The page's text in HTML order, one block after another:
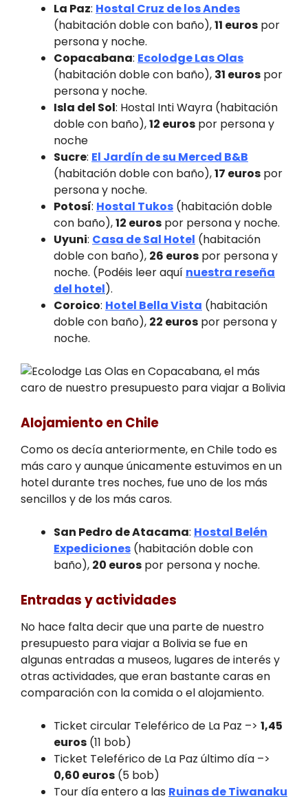
La Paz: Hostal Cruz de los Andes
(habitación doble con baño),11 euros por
persona y noche.
Copacabana: Ecolodge Las Olas
(habitación doble con baño), 31 euros por
persona y noche.
Isla del Sol: Hostal Inti Wayra (habitación
doble con baño),12 euros por persona y
noche
Sucre: El Jardín de su Merced B&B
(habitación doble con baño),17 euros por
persona y noche.
Potosí: Hostal Tukos (habitación doble
con baño),12 euros por persona y noche.
Uyuni: Casa de Sal Hotel (habitación
doble con baño), 26 euros por persona y
noche. (Podéis leer aquí nuestra reseña
del hotel).
Coroico: Hotel Bella Vista (habitación
doble con baño), 22 euros por persona y
noche.
Alojamiento en Chile
Como os decía anteriormente, en Chile todo es
más caro y aunque únicamente estuvimos en un
hotel durante tres noches, fue uno de los más
sencillos y de los más caros.
San Pedro de Atacama: Hostal Belén
Expediciones (habitación doble con
baño), 20 euros por persona y noche.
Entradas y actividades
No hace falta decir que una parte de nuestro
presupuesto para viajar a Bolivia se fue en
algunas entradas a museos, lugares de interés y
otras actividades, que eran bastante caras en
comparación con la comida o el alojamiento.
Ticket circular Teleférico de La Paz –> 1,45
euros (11 bob)
Ticket Teleférico de La Paz último día –>
0,60 euros (5 bob)
Tour día entero a las Ruinas de Tiwanaku